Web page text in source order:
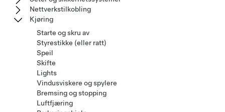
Nettverkstilkobling
Kjøring
Starte og skru av
Styrestikke (eller ratt)
Speil
Skifte
Lights
Vindusviskere og spylere
Bremsing og stopping
Luftfjæring